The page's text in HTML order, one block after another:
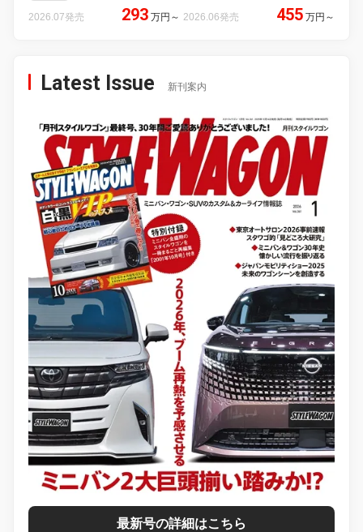
2026.07発売 293 万円 ～ 2026.06発売 455 万円 ～
Latest Issue 新刊案内
最新号の詳細はこちら